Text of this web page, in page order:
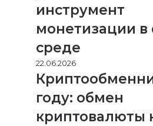
инструмент
монетизации в
среде
22.06.2026
году: обмен
криптовалюты